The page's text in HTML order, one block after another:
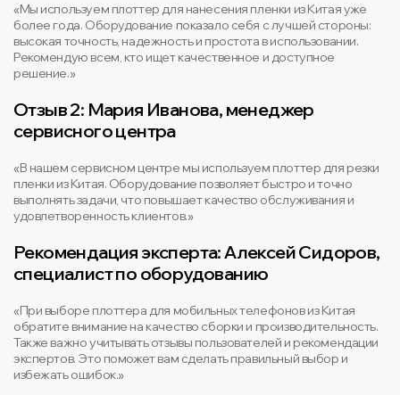
«Мы используем плоттер для нанесения пленки из Китая уже
более года. Оборудование показало себя с лучшей стороны:
высокая точность, надежность и простота в использовании.
Рекомендую всем, кто ищет качественное и доступное
решение.»
Отзыв 2: Мария Иванова, менеджер
сервисного центра
«В нашем сервисном центре мы используем плоттер для резки
пленки из Китая. Оборудование позволяет быстро и точно
выполнять задачи, что повышает качество обслуживания и
удовлетворенность клиентов.»
Рекомендация эксперта: Алексей Сидоров,
специалист по оборудованию
«При выборе плоттера для мобильных телефонов из Китая
обратите внимание на качество сборки и производительность.
Также важно учитывать отзывы пользователей и рекомендации
экспертов. Это поможет вам сделать правильный выбор и
избежать ошибок.»